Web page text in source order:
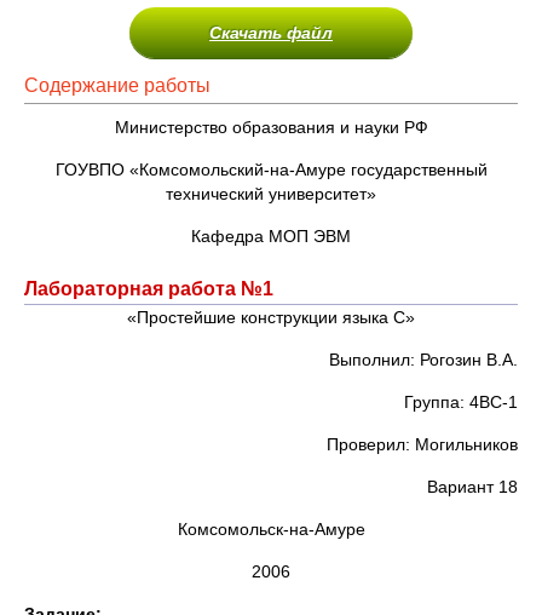
Скачать файл
Содержание работы
Министерство образования и науки РФ
ГОУВПО «Комсомольский-на-Амуре государственный
технический университет»
Кафедра МОП ЭВМ
Лабораторная работа №1
«Простейшие конструкции языка С»
Выполнил: Рогозин В.А.
Группа: 4ВС-1
Проверил: Могильников
Вариант 18
Комсомольск-на-Амуре
2006